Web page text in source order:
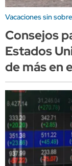
Vacaciones sin
Consejos
Estados
de más en